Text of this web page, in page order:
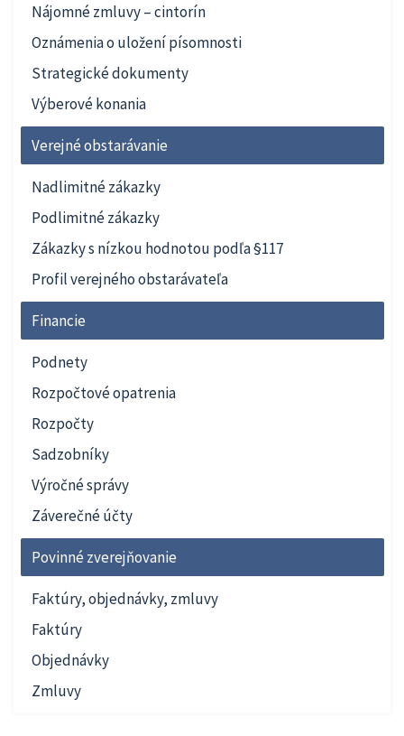
Nájomné zmluvy – cintorín
Oznámenia o uložení písomnosti
Strategické dokumenty
Výberové konania
Verejné obstarávanie
Nadlimitné zákazky
Podlimitné zákazky
Zákazky s nízkou hodnotou podľa §117
Profil verejného obstarávateľa
Financie
Podnety
Rozpočtové opatrenia
Rozpočty
Sadzobníky
Výročné správy
Záverečné účty
Povinné zverejňovanie
Faktúry, objednávky, zmluvy
Faktúry
Objednávky
Zmluvy